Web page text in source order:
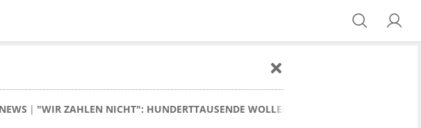
"WIR ZAHLEN NICHT": HUNDERTTAUSENDE WOLLEN STROMRECHNUNG